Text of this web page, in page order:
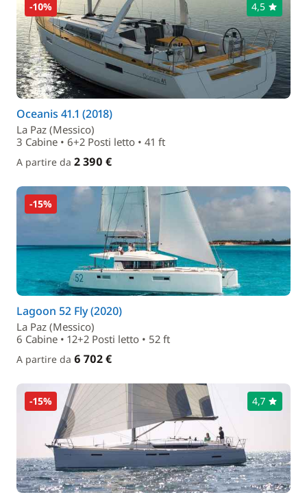
-10% 4,5
Oceanis 41.1 (2018)
La Paz (Messico)
3 Cabine • 6+2 Posti letto • 41 ft
A partire da 2 390 €
-15%
Lagoon 52 Fly (2020)
La Paz (Messico)
6 Cabine • 12+2 Posti letto • 52 ft
A partire da 6 702 €
-15% 4,7